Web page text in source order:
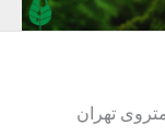
تماس با ما